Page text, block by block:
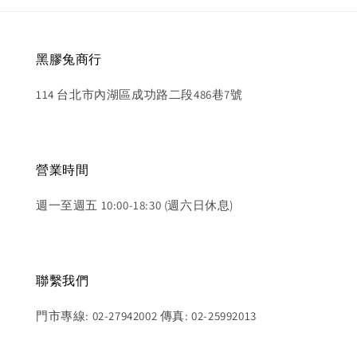
黑膠兔商行
114 台北市內湖區成功路二段486巷7號
營業時間
週一至週五 10:00-18:30 (週六日休息)
聯繫我們
門市專線: 02-27942002 傳真: 02-25992013